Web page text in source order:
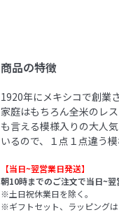
商品の特徴
1920年にメキシコで創業
家庭はもちろん全米のレ
も言える模様入りの大人
いるので、１点１点違う
【当日~翌営業日発送】
朝10時までのご注文で当日~
※土日祝休業日を除く。
※ギフトセット、ラッピングは